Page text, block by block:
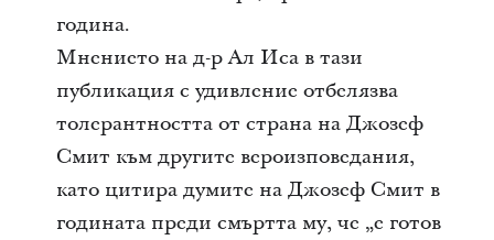
година.
Мнението на д-р Ал Иса в тази
публикация с удивление отбелязва
толерантността от страна на Джозеф
Смит към другите вероизповедания,
като цитира думите на Джозеф Смит в
годината преди смъртта му, че „е готов